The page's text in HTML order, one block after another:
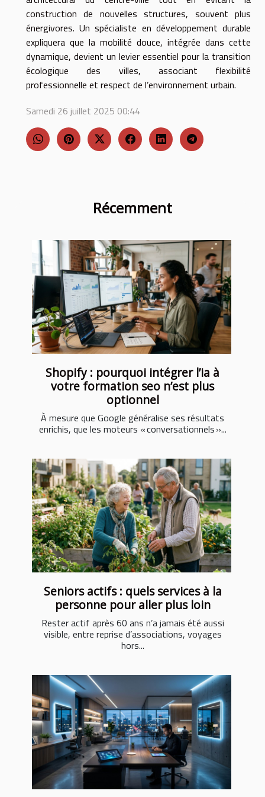
Récemment
Shopify : pourquoi intégrer l’ia à
votre formation seo n’est plus
optionnel
À mesure que Google généralise ses résultats
enrichis, que les moteurs « conversationnels »...
Seniors actifs : quels services à la
personne pour aller plus loin
Rester actif après 60 ans n’a jamais été aussi
visible, entre reprise d’associations, voyages
hors...
construction de nouvelles structures, souvent plus
énergivores. Un spécialiste en développement durable
expliquera que la mobilité douce, intégrée dans cette
dynamique, devient un levier essentiel pour la transition
écologique des villes, associant flexibilité
professionnelle et respect de l’environnement urbain.
Samedi 26 juillet 2025 00:44